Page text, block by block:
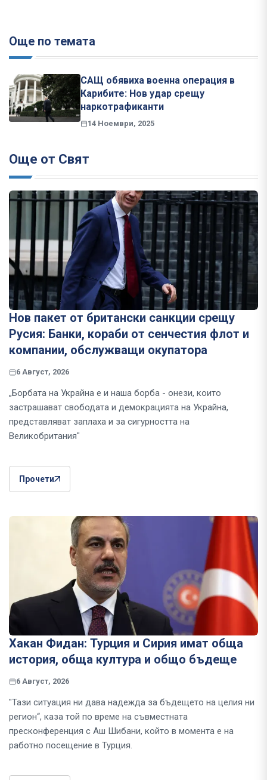
Още по темата
САЩ обявиха военна операция в
Карибите: Нов удар срещу
наркотрафиканти
14 Ноември, 2025
Още от Свят
Нов пакет от британски санкции срещу
Русия: Банки, кораби от сенчестия флот и
компании, обслужващи окупатора
6 Август, 2026
„Борбата на Украйна е и наша борба - онези, които
застрашават свободата и демокрацията на Украйна,
представляват заплаха и за сигурността на
Великобритания"
Прочети
Хакан Фидан: Турция и Сирия имат обща
история, обща култура и общо бъдеще
6 Август, 2026
"Тази ситуация ни дава надежда за бъдещето на целия ни
регион“, каза той по време на съвместната
пресконференция с Аш Шибани, който в момента е на
работно посещение в Турция.